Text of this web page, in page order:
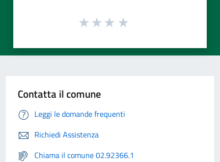
Contatta il comune
Leggi le domande frequenti
Richiedi Assistenza
Chiama il comune 02.92366.1